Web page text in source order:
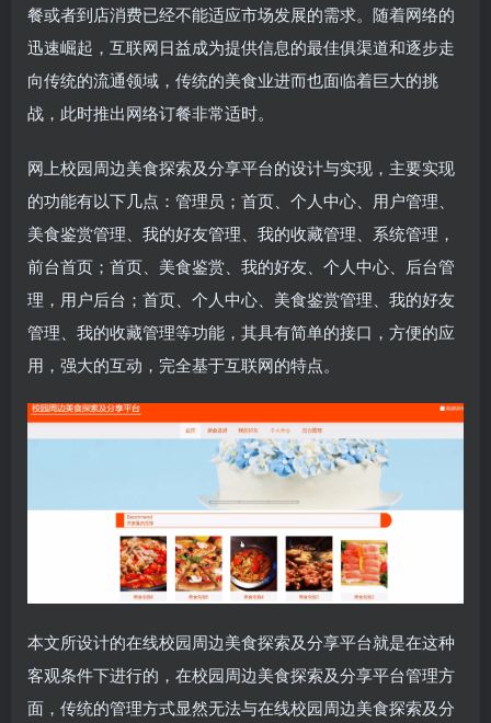
餐或者到店消费已经不能适应市场发展的需求。随着网络的
迅速崛起，互联网日益成为提供信息的最佳俱渠道和逐步走
向传统的流通领域，传统的美食业进而也面临着巨大的挑
战，此时推出网络订餐非常适时。
网上校园周边美食探索及分享平台的设计与实现，主要实现
的功能有以下几点：管理员；首页、个人中心、用户管理、
美食鉴赏管理、我的好友管理、我的收藏管理、系统管理，
前台首页；首页、美食鉴赏、我的好友、个人中心、后台管
理，用户后台；首页、个人中心、美食鉴赏管理、我的好友
管理、我的收藏管理等功能，其具有简单的接口，方便的应
用，强大的互动，完全基于互联网的特点。
本文所设计的在线校园周边美食探索及分享平台就是在这种
客观条件下进行的，在校园周边美食探索及分享平台管理方
面，传统的管理方式显然无法与在线校园周边美食探索及分